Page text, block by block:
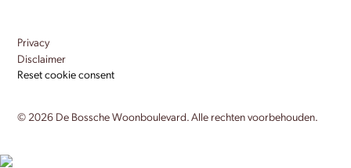
© 2026 De Bossche Woonboulevard. Alle rechten voorbehouden.
Privacy
Disclaimer
Reset cookie consent